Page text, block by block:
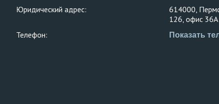
Юридический адрес:
614000,
126, офис 36А
Телефон:
Показать